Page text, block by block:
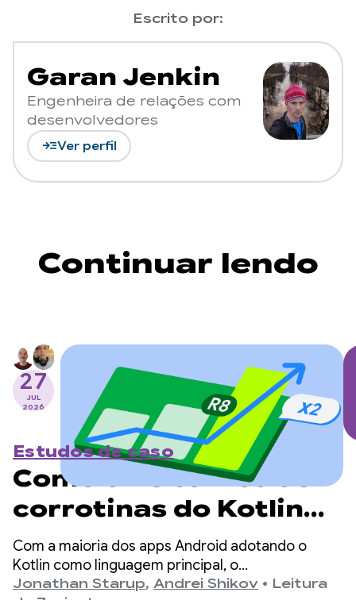
Escrito por:
Garan Jenkin
Engenheira de relações com
desenvolvedores
read_moreVer perfil
Continuar lendo
27
JUL
2026
Estudos de caso
Como o R8 tornou as
corrotinas do Kotlin
no Android duas vezes
mais rápidas
Com a maioria dos apps Android adotando o
Kotlin como linguagem principal, o
kotlinx.coroutines se tornou um padrão de fato
Jonathan Starup, Andrei Shikov • Leitura